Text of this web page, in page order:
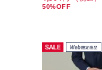
50%OFF